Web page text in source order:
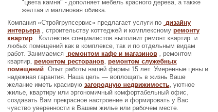
"цвета камня" - дополняет мебель красного дерева, а также
желтая и малиновая обивка.
Компания «Стройгрупсервис» предлагает услуги по дизайну
интерьера, строительству коттеджей и комплексному ремонту
квартир . Коллектив специалистов выполнит ремонт квартир и
любых помещений как в комплексе, так и по отдельным видам
работ. Занимаемся ремонтом кафе и магазинов , ремонтом
квартир, ремонтом ресторанов, ремонтом служебных
помещений. Опыт работы нашей фирмы 15 лет. Умеренные цены и
надежная гарантия. Наша цель — воплощать в жизнь Ваше
желание иметь красивую загородную недвижимость, уютное
жилье, квартиру или эргономичный комфортабельный офис,
создавать Вам прекрасное настроение и формировать у Вас
чувство уверенности в Вашем жилье или рабочем месте.